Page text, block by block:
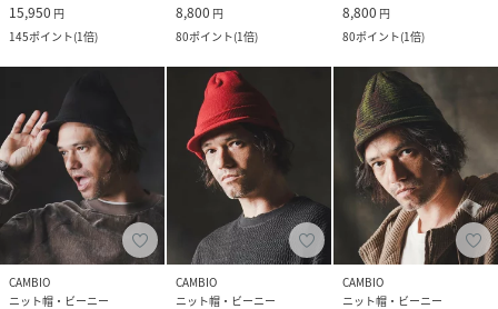
15,950 円
145ポイント(1倍)
8,800 円
80ポイント(1倍)
8,800 円
80ポイント(1倍)
CAMBIO
ニット帽・ビーニー
CAMBIO
ニット帽・ビーニー
CAMBIO
ニット帽・ビーニー